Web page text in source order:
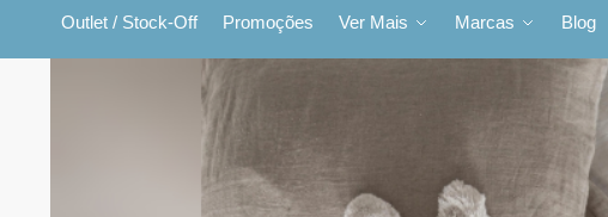
Outlet / Stock-Off Promoções Ver Mais Marcas Blog